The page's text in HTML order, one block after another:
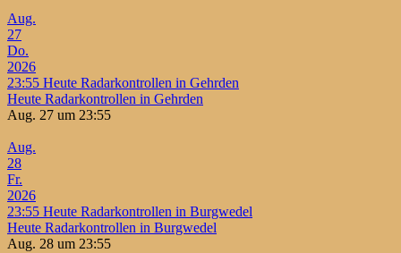
Aug.
27
Do.
2026
23:55 Heute Radarkontrollen in Gehrden
Heute Radarkontrollen in Gehrden
Aug. 27 um 23:55
Aug.
28
Fr.
2026
23:55 Heute Radarkontrollen in Burgwedel
Heute Radarkontrollen in Burgwedel
Aug. 28 um 23:55